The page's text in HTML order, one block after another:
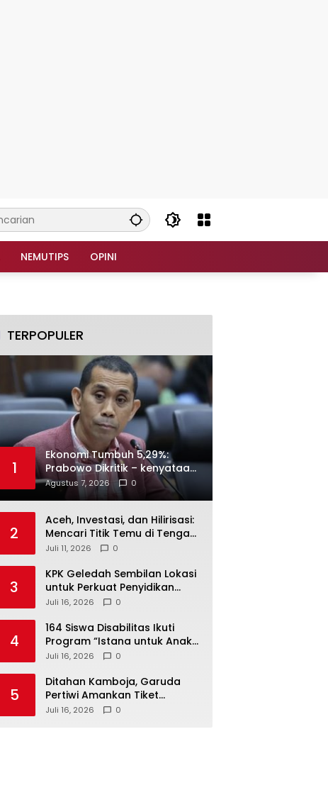
NEMUTIPS OPINI
TERPOPULER
1
Ekonomi Tumbuh 5,29%:
Prabowo Dikritik – kenyataan
Menjawab
Agustus 7, 2026 0
2
Aceh, Investasi, dan Hilirisasi:
Mencari Titik Temu di Tengah
Polemik Blok Andaman
Juli 11, 2026 0
3
KPK Geledah Sembilan Lokasi
untuk Perkuat Penyidikan
Dugaan Pemerasan Bupati
Juli 16, 2026 0
4
164 Siswa Disabilitas Ikuti
Program “Istana untuk Anak
Sekolah”, Kenali Sejarah
Juli 16, 2026 0
5
Ditahan Kamboja, Garuda
Pertiwi Amankan Tiket
Semifinal Piala AFF Putri 2026
Juli 16, 2026 0